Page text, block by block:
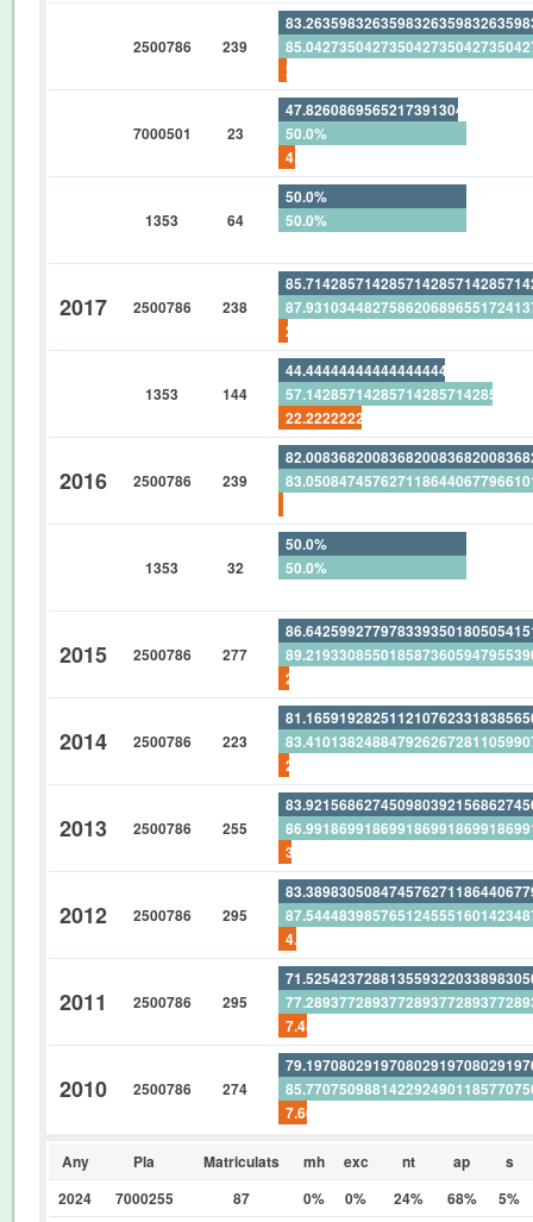
2500786 239
7000501 23
50.0%
1353 64
50.0%
50.0%
2017 2500786 238
1353 144
2016 2500786 239
1353 32
50.0%
50.0%
2015 2500786 277
2014 2500786 223
2013 2500786 255
2012 2500786 295
2011 2500786 295
2010 2500786 274
Any Pla Matriculats mh exc nt ap
s
2024
7000255 87 0% 0% 24% 68%
5%